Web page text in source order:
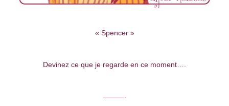
« Spencer »
Devinez ce que je regarde en ce moment….
———-